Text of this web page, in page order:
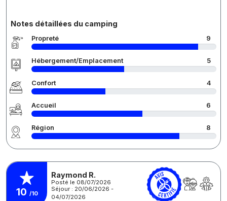
Notes détaillées du camping
Propreté 9
Hébergement/Emplacement 5
Confort 4
Accueil 6
Région 8
10 /10
Raymond R.
Posté le 08/07/2026
Séjour : 20/06/2026 -
04/07/2026